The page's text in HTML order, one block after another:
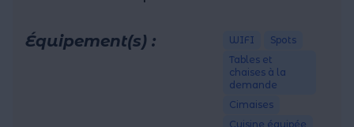
Équipement(s) : WIFI
Spots
Tables et
chaises à la
demande
Cimaises
Cuisine équipée